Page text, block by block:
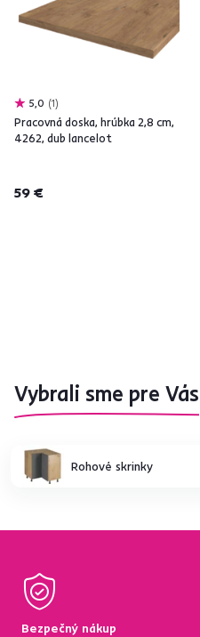
5,0 1
Pracovná doska, hrúbka 2,8 cm,
4262, dub lancelot
59 €
Vybrali sme pre Vás
Rohové skrinky
Bezpečný nákup